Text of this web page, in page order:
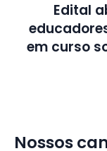
Edital
em curso
Nossos